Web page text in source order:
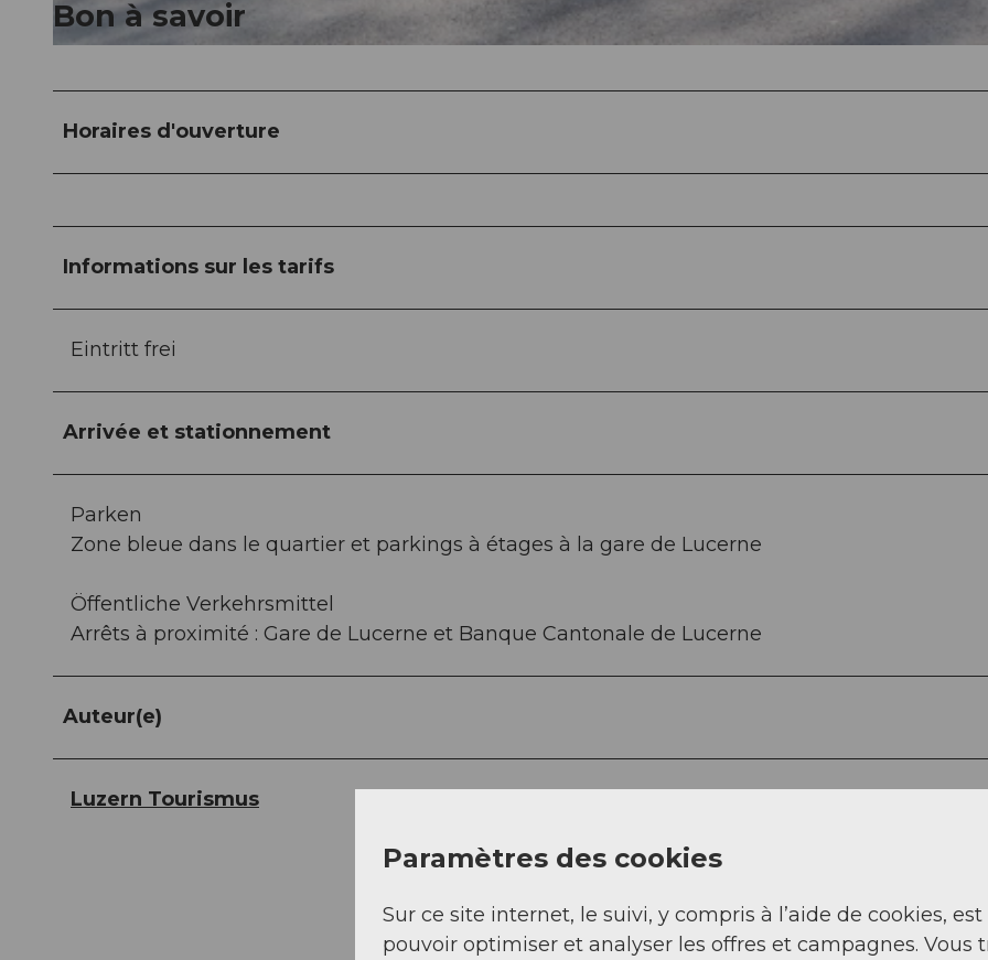
Bon à savoir
Horaires d'ouverture
Informations sur les tarifs
Eintritt frei
Arrivée et stationnement
Parken
Zone bleue dans le quartier et parkings à étages à la gare de Lucerne
Öffentliche Verkehrsmittel
Arrêts à proximité : Gare de Lucerne et Banque Cantonale de Lucerne
Auteur(e)
Luzern Tourismus
Paramètres des cookies
Sur ce site internet, le suivi, y compris à l’aide de cookies,
pouvoir optimiser et analyser les offres et campagnes. Vous